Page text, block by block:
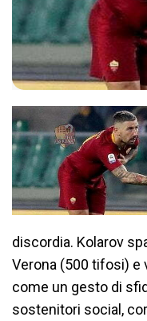
discordia. Kolarov
Verona (500 tifosi) e
come un gesto di
sostenitori social,